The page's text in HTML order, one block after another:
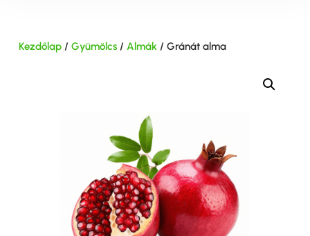
Kezdőlap/ Gyümölcs/ Almák / Gránát alma